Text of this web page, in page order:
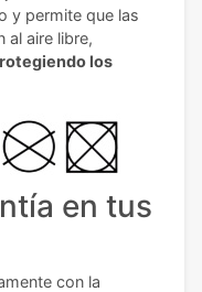
y permite que las
al aire libre,
los
en tus
con la